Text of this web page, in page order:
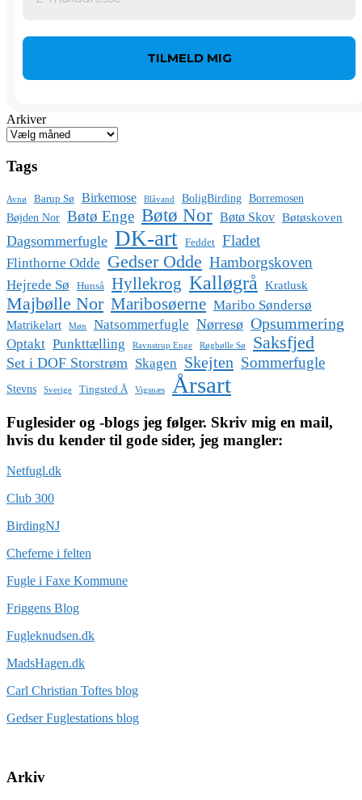
Arkiver
Tags
Avnø Barup Sø Birkemose Blåvand BoligBirding Borremosen
Bøjden Nor Bøtø Enge Bøtø Nor Bøtø Skov Bøtøskoven
Dagsommerfugle DK-art Feddet Fladet
Flinthorne Odde Gedser Odde Hamborgskoven
Hejrede Sø Hunså Hyllekrog Kalløgrå Kratlusk
Majbølle Nor Maribosøerne Maribo Søndersø
Matrikelart Møn Natsommerfugle Nørresø Opsummering
Optakt Punkttælling Ravnstrup Enge Røgbølle Sø Saksfjed
Set i DOF Storstrøm Skagen Skejten Sommerfugle
Stevns Sverige Tingsted Å Vigsnæs Årsart
Fuglesider og -blogs jeg følger. Skriv mig en mail,
hvis du kender til gode sider, jeg mangler:
Netfugl.dk
Club 300
BirdingNJ
Cheferne i felten
Fugle i Faxe Kommune
Friggens Blog
Fugleknudsen.dk
MadsHagen.dk
Carl Christian Toftes blog
Gedser Fuglestations blog
Arkiv